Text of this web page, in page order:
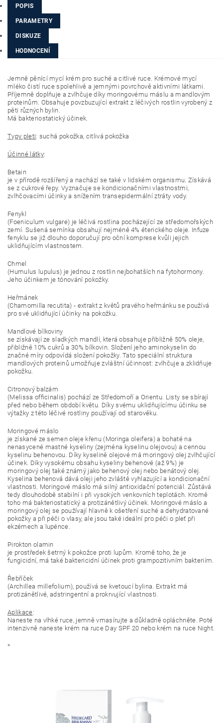
POPIS
PARAMETRY
DISKUZE
HODNOCENÍ
Jemně pěnící mycí krém pro suché a citlivé ruce. Krémové mycí
mléko čistí ruce spolehlivě a jemnými povrchově aktivními látkami.
Příjemně doplňuje a zvlhčuje díky moringovému máslu a mandlovým
proteinům. Obsahuje povzbuzující extrakt z léčivých rostlin vyrobený z
pěti různých bylin.
Má bakteriostatický účinek.
Typy pleti: suchá pokožka, citlivá pokožka
Účinné látky:
Betain
je v přírodě rozšířený a nachází se také v lidském organismu. Získává
se z cukrové řepy. Vyznačuje se kondicionačními vlastnostmi,
zvlhčovacími účinky a snížením transepidermální ztráty vody.
Fenykl
(Foeniculum vulgare) je léčivá rostlina pocházející ze středomořských
zemí. Sušená semínka obsahují nejméně 4% éterického oleje. Infuze
fenyklu se již dlouho doporučují pro oční komprese kvůli jejich
uklidňujícím vlastnostem.
Chmel
(Humulus lupulus) je jednou z rostlin nejbohatších na fytohormony.
Jeho účinkem je tónování pokožky.
Heřmánek
(Chamomilla recutita) - extrakt z květů pravého heřmánku se používá
pro své uklidňující účinky na pokožku.
Mandlové bílkoviny
se získávají ze sladkých mandlí, která obsahuje přibližně 50% oleje,
přibližně 10% cukrů a 30% bílkovin. Složení jeho aminokyselin do
značné míry odpovídá složení pokožky. Tato speciální struktura
mandlových proteinů umožňuje zvláštní účinnost: zvlhčuje a zklidňuje
pokožku.
Citronový balzám
(Melissa officinalis) pochází ze Středomoří a Orientu. Listy se sbírají
před nebo během období květu. Díky svému uklidňujícímu účinku se
výtažky z této léčivé rostliny používají od starověku.
Moringové máslo
je získané ze semen oleje křenu (Moringa oleifera) a bohaté na
nenasycené mastné kyseliny (zejména kyselinu olejovou) a cennou
kyselinu behenovou. Díky kyselině olejové má moringový olej zvlhčující
účinek. Díky vysokému obsahu kyseliny behenové (až 9%) je
moringový olej také známý jako behenový olej nebo benátový olej.
Kyselina behenová dává oleji jeho zvláště vyhlazující a kondicionační
vlastnosti. Moringové máslo má silný antioxidační potenciál. Zůstává
tedy dlouhodobě stabilní i při vysokých venkovních teplotách. Kromě
toho má bakteriostatický a protizánětlivý účinek. Moringové máslo a
moringový olej se používají hlavně k ošetření suché a dehydratované
pokožky a při péči o vlasy, ale jsou také ideální pro péči o pleť při
ekzémech a lupénce.
Pirokton olamin
je prostředek šetrný k pokožce proti lupům. Kromě toho, že je
fungicidní, má také baktericidní účinek proti grampozitivním bakteriím.
Řebříček
(Archillea millefolium), používá se kvetoucí bylina. Extrakt má
protizánětlivé, adstringentní a prokrvující vlastnosti.
Aplikace:
Naneste na vlhké ruce, jemně vmasírujte a důkladně opláchněte. Poté
intenzivně naneste krém na ruce Day SPF 20 nebo krém na ruce Night.
*